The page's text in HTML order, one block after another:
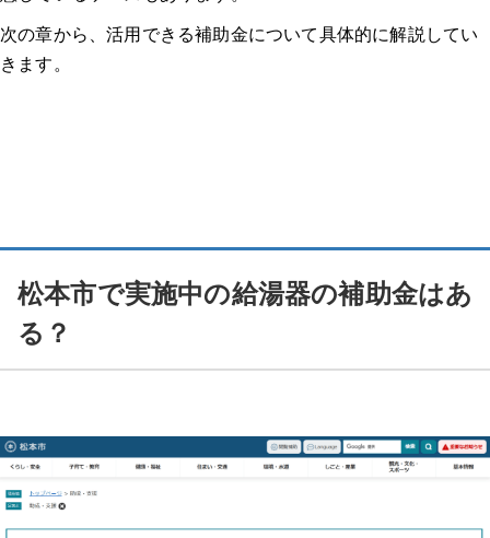
【給湯器 補助金】関連記事
メーカーから探す
次の章から、活用できる補助金について具体的に解説してい
きます。
松本市で実施中の給湯器の補助金はあ
る？